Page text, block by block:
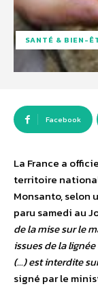
SANTÉ & BIEN-
Facebook
La France a
territoire national
Monsanto, selon
paru samedi au
de la mise sur le
issues de la
(…) est interdite
signé par le